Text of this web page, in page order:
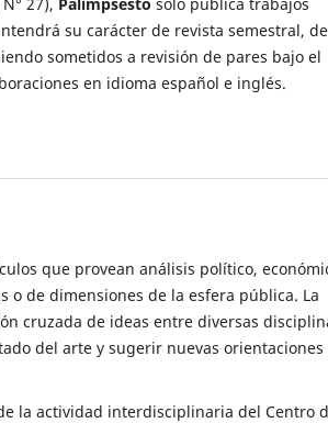
su carácter de revista semestral, de
sometidos a revisión de pares bajo el
en idioma español e inglés.
que provean análisis político,
de dimensiones de la esfera pública. La
cruzada de ideas entre diversas
del arte y sugerir nuevas orientaciones
la actividad interdisciplinaria del Centro